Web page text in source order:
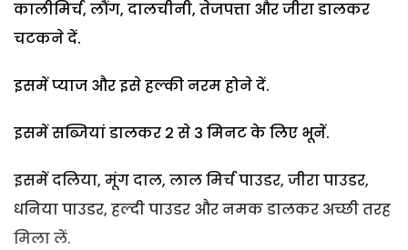
कालीमिर्च, लौंग, दालचीनी, तेजपत्ता और जीरा डालकर
चटकने दें.
इसमें प्याज और इसे हल्की नरम होने दें.
इसमें सब्जियां डालकर 2 से 3 मिनट के लिए भूनें.
इसमें दलिया, मूंग दाल, लाल मिर्च पाउडर, जीरा पाउडर,
धनिया पाउडर, हल्दी पाउडर और नमक डालकर अच्छी तरह
मिला लें.